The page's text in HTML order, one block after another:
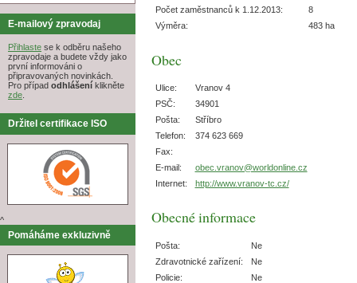
E-mailový zpravodaj
Přihlaste se k odběru našeho
zpravodaje a budete vždy jako
první informováni o
připravovaných novinkách.
Pro případ odhlášení klikněte
zde.
Držitel certifikace ISO
^
Pomáháme exkluzivně
Počet zaměstnanců k 1.12.2013:
8
Výměra:
483 ha
Obec
Ulice:
Vranov 4
PSČ:
34901
Pošta:
Stříbro
Telefon:
374 623 669
Fax:
E-mail:
obec.vranov@worldonline.cz
Internet:
http://www.vranov-tc.cz/
Obecné informace
Pošta:
Ne
Zdravotnické zařízení:
Ne
Policie:
Ne